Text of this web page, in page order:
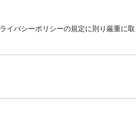
バシーポリシーの規定に則り厳重に取